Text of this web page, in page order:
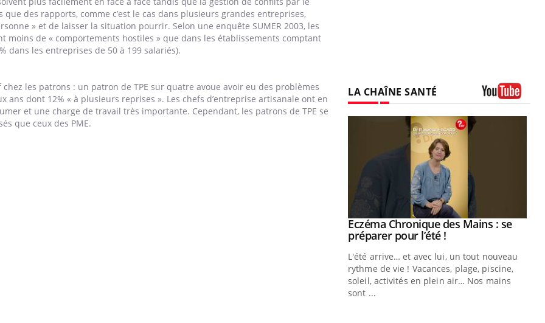
des rapports, comme c’est le cas dans plusieurs grandes entreprises,
» et de laisser la situation pourrir. Selon une enquête SUMER 2003, les
moins de « comportements hostiles » que dans les établissements comptant
dans les entreprises de 50 à 199 salariés).
les patrons : un patron de TPE sur quatre avoue avoir eu des problèmes
ans dont 12% « à plusieurs reprises ». Les chefs d’entreprise artisanale ont en
et une charge de travail très importante. Cependant, les patrons de TPE se
que ceux des PME.
LA CHAÎNE SANTÉ
Youtube
Eczéma Chronique des Mains : se
préparer pour l’été !Youtube
L'été arrive… et avec lui, un tout nouveau
rythme de vie ! Vacances, plage, piscine,
soleil, activités en plein air… Nos mains
sont ...